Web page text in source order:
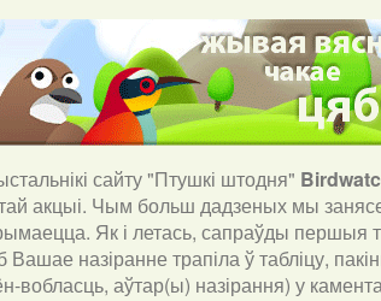
сайту "Птушкі штодня"
акцыі. Чым больш дадзеных мы
Як і летась, сапраўды першыя
Вашае назіранне трапіла ў табліцу,
вобласць, аўтар(ы) назірання) у